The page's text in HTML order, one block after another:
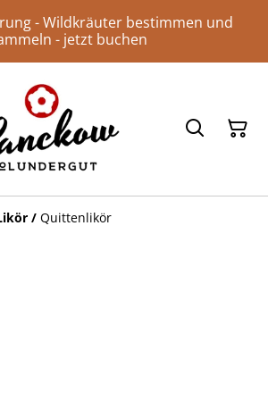
- Wildkräuter bestimmen und
- jetzt buchen
/ Quittenlikör